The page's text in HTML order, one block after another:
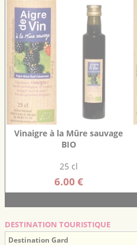
Vinaigre à la Mûre sauvage
BIO
25 cl
6.00 €
DESTINATION TOURISTIQUE
Destination Gard